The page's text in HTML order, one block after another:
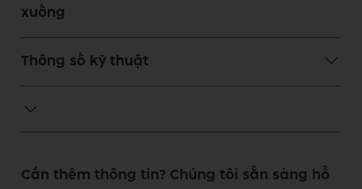
xuống
Thông số kỹ thuật
Cần thêm thông tin? Chúng tôi sẵn sàng hỗ